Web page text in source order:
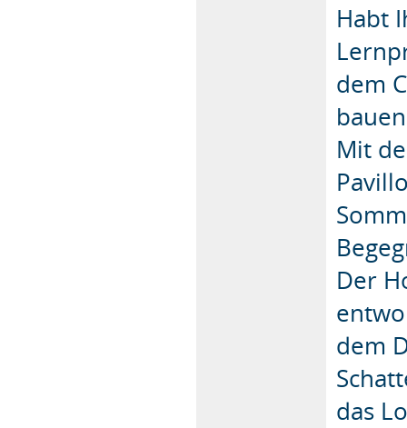
Habt
dem
Mit
Der
dem
das